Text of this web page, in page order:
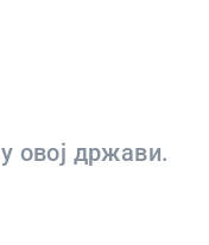
овој држави.